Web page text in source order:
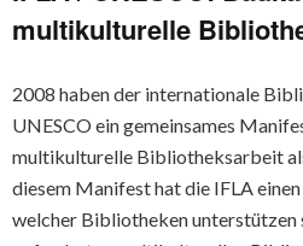
multikulturelle
2008 haben der internationale
UNESCO ein gemeinsames
multikulturelle Bibliotheksarbeit
diesem Manifest hat die IFLA
welcher Bibliotheken unterstützen